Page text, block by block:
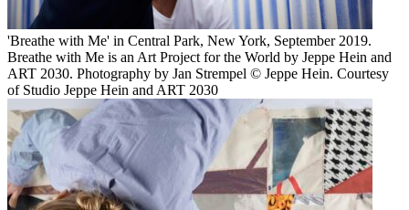
'Breathe with Me' in Central Park, New York, September 2019.
Breathe with Me is an Art Project for the World by Jeppe Hein and
ART 2030. Photography by Jan Strempel © Jeppe Hein. Courtesy
of Studio Jeppe Hein and ART 2030